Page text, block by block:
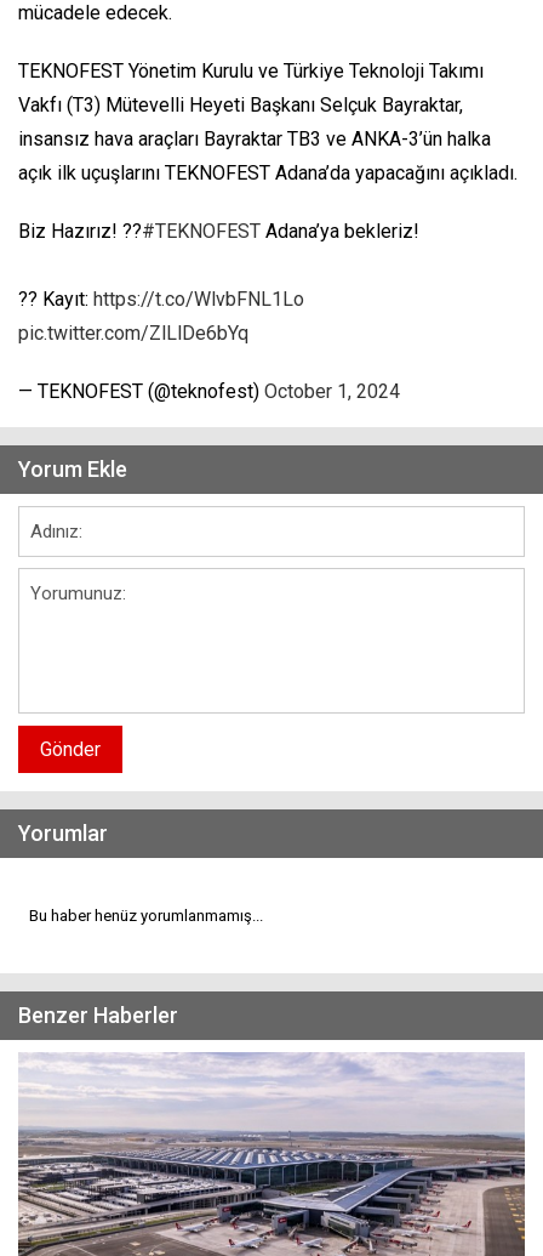
mücadele edecek.
TEKNOFEST Yönetim Kurulu ve Türkiye Teknoloji Takımı
Vakfı (T3) Mütevelli Heyeti Başkanı Selçuk Bayraktar,
insansız hava araçları Bayraktar TB3 ve ANKA-3’ün halka
açık ilk uçuşlarını TEKNOFEST Adana’da yapacağını açıkladı.
Biz Hazırız! ??#TEKNOFEST Adana’ya bekleriz!
?? Kayıt: https://t.co/WlvbFNL1Lo
pic.twitter.com/ZlLlDe6bYq
— TEKNOFEST (@teknofest) October 1, 2024
Yorum Ekle
Gönder
Yorumlar
Bu haber henüz yorumlanmamış...
Benzer Haberler